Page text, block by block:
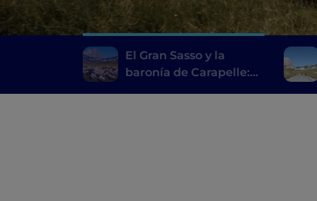
El Gran Sasso y la
baronía de Carapelle: